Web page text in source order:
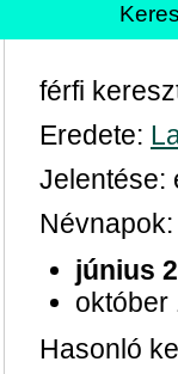
férfi
Eredete:
Jelentése:
Névnapok:
június
október
Hasonló